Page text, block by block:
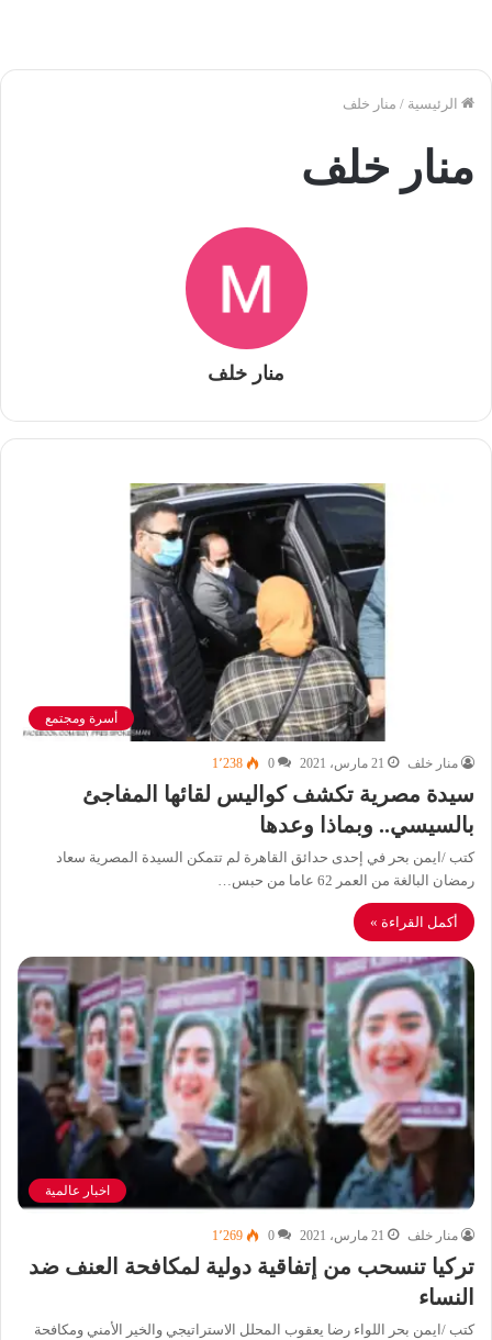
الرئيسية / منار خلف
منار خلف
منار خلف
أسرة ومجتمع
منار خلف 21 مارس، 2021 0 1٬238
سيدة مصرية تكشف كواليس لقائها المفاجئ
بالسيسي.. وبماذا وعدها
كتب /ايمن بحر في إحدى حدائق القاهرة لم تتمكن السيدة المصرية سعاد
رمضان البالغة من العمر 62 عاما من حبس…
أكمل القراءة »
اخبار عالمية
منار خلف 21 مارس، 2021 0 1٬269
تركيا تنسحب من إتفاقية دولية لمكافحة العنف ضد
النساء
كتب /ايمن بحر اللواء رضا يعقوب المحلل الاستراتيجي والخير الأمني ومكافحة